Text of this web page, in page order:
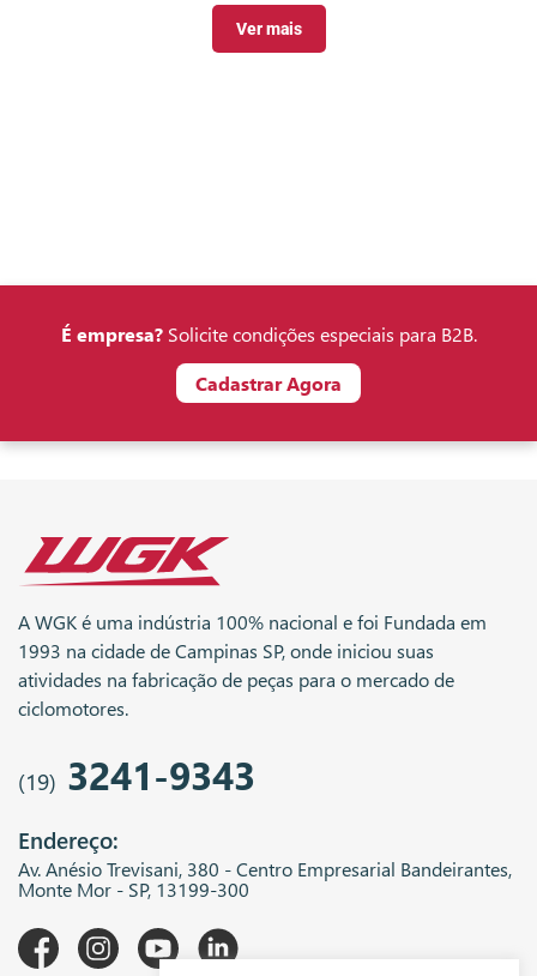
Ver mais
É empresa?Solicite condições especiais para B2B.
Cadastrar Agora
A WGK é uma indústria 100% nacional e foi Fundada em
1993 na cidade de Campinas SP, onde iniciou suas
atividades na fabricação de peças para o mercado de
ciclomotores.
(19) 3241-9343
Endereço:
Av. Anésio Trevisani, 380 - Centro Empresarial Bandeirantes,
Monte Mor - SP, 13199-300